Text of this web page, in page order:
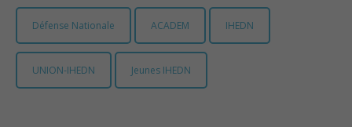
France
Défense Nationale ACADEM IHEDN
UNION-IHEDN Jeunes IHEDN